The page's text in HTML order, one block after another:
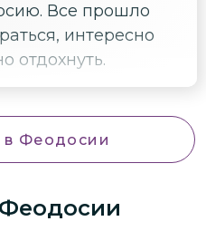
Все прошло
интересно
отдохнуть.
в Феодосии